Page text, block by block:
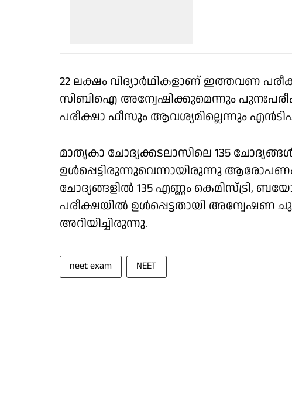
22 ലക്ഷം വിദ്യാർഥികളാണ് ഇത്തവണ
സിബിഐ അന്വേഷിക്കുമെന്നും
പരീക്ഷാ ഫീസും ആവശ്യമില്ലെന്നും
മാതൃകാ ചോദ്യക്കടലാസിലെ 135
ഉൾപ്പെട്ടിരുന്നുവെന്നായിരുന്നു
ചോദ്യങ്ങളിൽ 135 എണ്ണം കെമിസ്ട്രി,
പരീക്ഷയിൽ ഉൾപ്പെട്ടതായി അന്വേഷണ
അറിയിച്ചിരുന്നു.
neet exam NEET